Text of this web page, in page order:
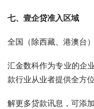
七、壹企贷准入区域
全国（除西藏、港澳台）
汇金数科作为专业的企
款行业从业者提供全方
解更多贷款讯息，可添